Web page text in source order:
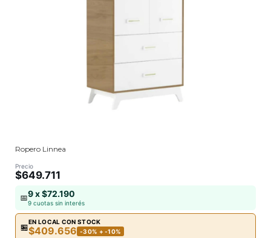
Ropero Linnea
Precio
$649.711
📅9 x $72.190
9 cuotas sin interés
🏪
EN LOCAL CON STOCK
$409.656 -30% + -10%